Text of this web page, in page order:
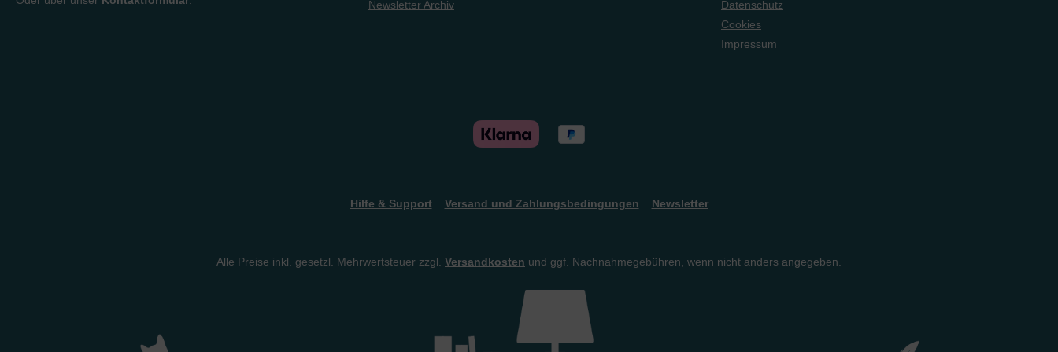
Newsletter Archiv
Datenschutz
Cookies
Impressum
Hilfe & Support Versand und Zahlungsbedingungen Newsletter
Alle Preise inkl. gesetzl. Mehrwertsteuer zzgl. Versandkosten und ggf. Nachnahmegebühren, wenn nicht anders angegeben.